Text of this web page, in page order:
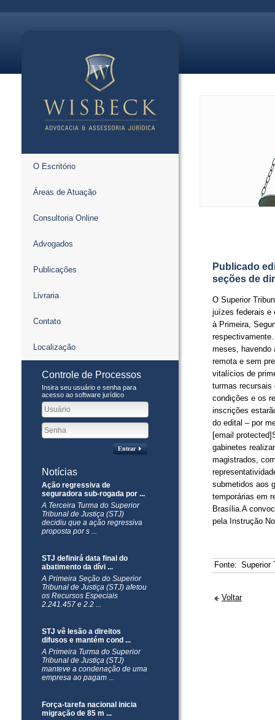
O Escritório
Áreas de Atuação
Consultoria Online
Advogados
Publicações
Livraria
Contato
Localização
Controle de Processos
Insira seu usuário e senha para
acesso ao software jurídico
Entrar
Notícias
Ação regressiva de
seguradora sub-rogada por ...
​A Terceira Turma do Superior
Tribunal de Justiça (STJ)
decidiu que a ação regressiva
proposta por s ...
STJ definirá data final do
abatimento da dívi ...
​A Primeira Seção do Superior
Tribunal de Justiça (STJ) afetou
os Recursos Especiais
2.241.457 e 2.2 ...
STJ vê lesão a direitos
difusos e mantém cond ...
​A Primeira Turma do Superior
Tribunal de Justiça (STJ)
manteve a condenação de uma
empresa ao pagam ...
Força-tarefa nacional inicia
migração de 85 m ...
Publicado
seções de
O Superior
juízes federais e
à Primeira,
meses, havendo
remota e sem
vitalícios de
turmas recursais
condições e os
inscrições
do edital – por
[email
gabinetes
magistrados,
submetidos aos
temporárias em
Brasília.A
pela Instrução
Fonte: Superior
Voltar